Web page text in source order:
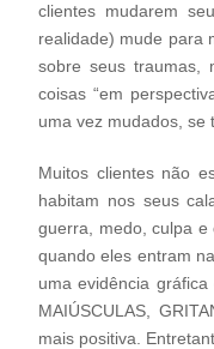
clientes mudarem
realidade) mude para
sobre seus traumas,
coisas “em
uma vez mudados, se
Muitos clientes não
habitam nos seus
guerra, medo, culpa e
quando eles entram
uma evidência
MAIÚSCULAS,
mais positiva.